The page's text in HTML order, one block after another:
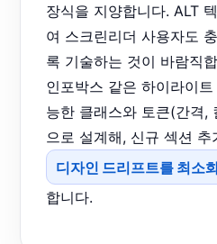
장식을 지양합니다. ALT
여 스크린리더 사용자도
록 기술하는 것이 바람직
인포박스 같은 하이라이
능한 클래스와 토큰(간격,
으로 설계해, 신규 섹션 추
디자인 드리프트를 최소
합니다.